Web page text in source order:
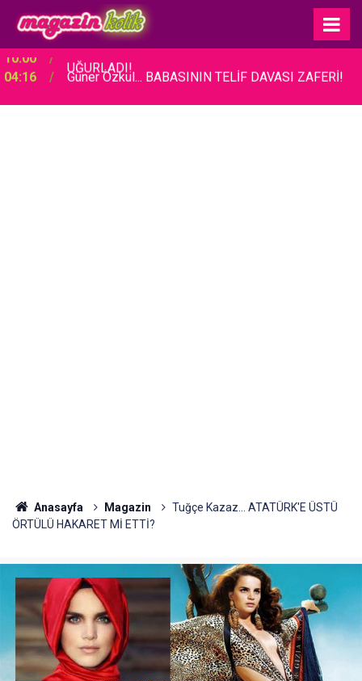
04:16 Güner Özkul... BABASININ TELİF DAVASI ZAFERİ!
Anasayfa Magazin
Tuğçe Kazaz... ATATÜRK'E ÜSTÜ
ÖRTÜLÜ HAKARET Mİ ETTİ?